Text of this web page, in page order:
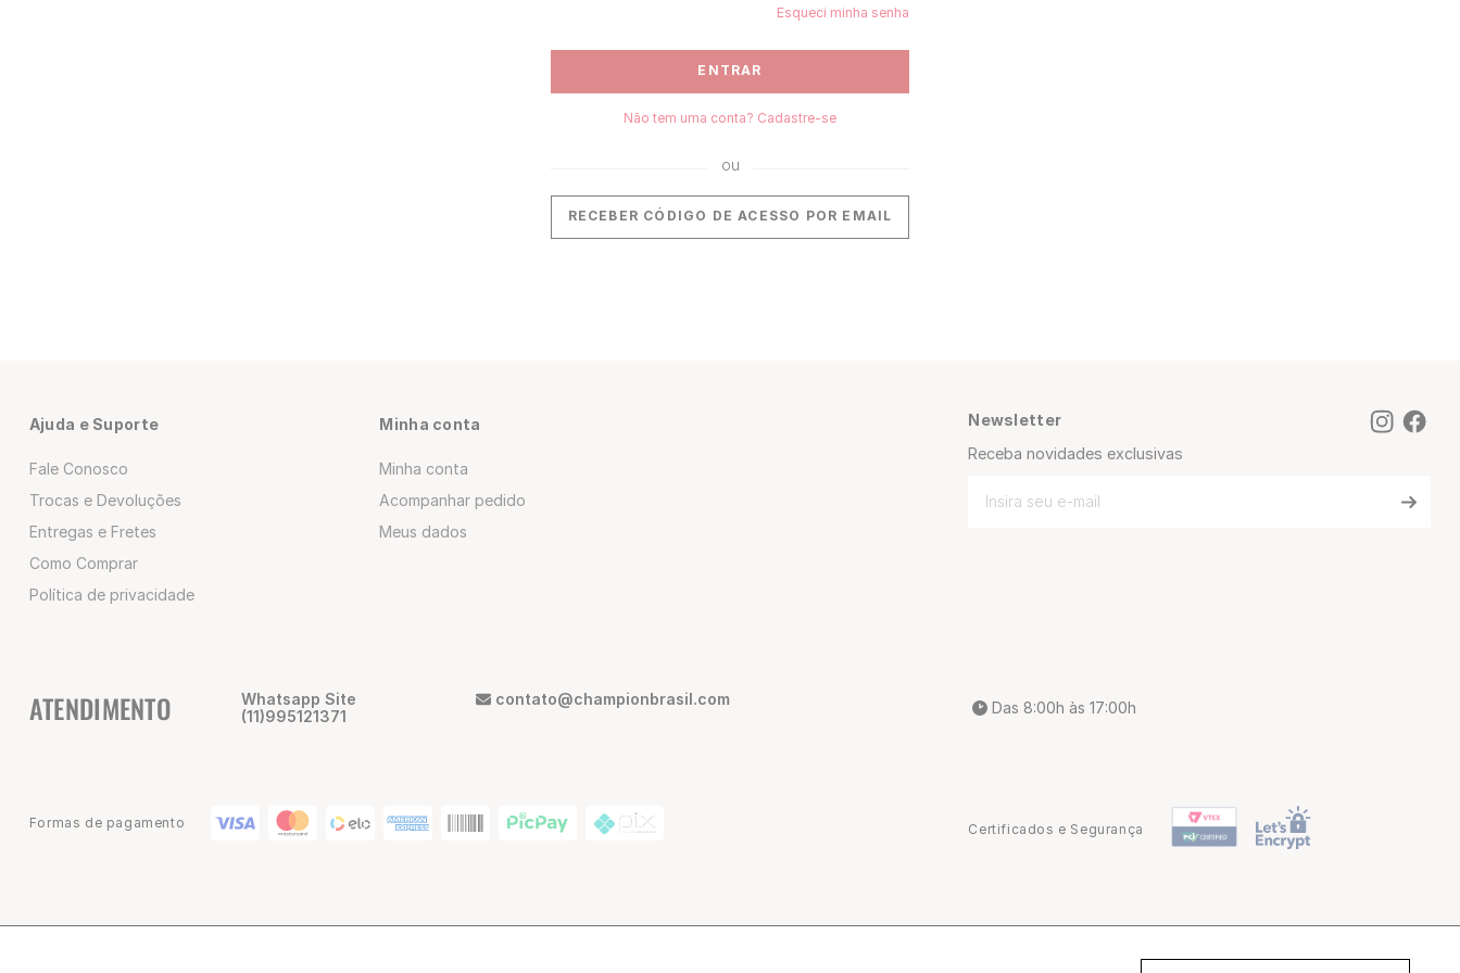
RECEBER CÓDIGO DE ACESSO POR EMAIL
Esqueci minha senha
ENTRAR
Não tem uma conta? Cadastre-se
Newsletter
Receba novidades exclusivas
Ajuda e Suporte
Fale Conosco
Trocas e Devoluções
Entregas e Fretes
Como Comprar
Política de privacidade
Minha conta
Minha conta
Acompanhar pedido
Meus dados
ATENDIMENTO
Whatsapp Site
(11)995121371
contato@championbrasil.com Das 8:00h às 17:00h
Formas de pagamento Certificados e Segurança